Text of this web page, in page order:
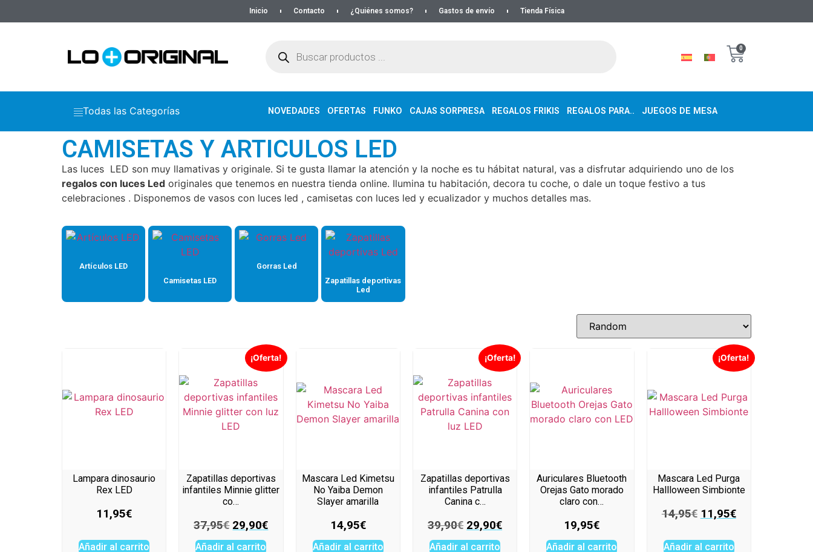
Inicio Contacto ¿Quiénes somos? Gastos de envío Tienda Física
0
Todas las Categorías NOVEDADES OFERTAS FUNKO CAJAS SORPRESA REGALOS FRIKIS REGALOS PARA.. JUEGOS DE MESA
CAMISETAS Y ARTICULOS LED
Las luces LED son muy llamativas y originale. Si te gusta llamar la atención y la noche es tu hábitat natural, vas a disfrutar adquiriendo uno de los
regalos con luces Led originales que tenemos en nuestra tienda online. Ilumina tu habitación, decora tu coche, o dale un toque festivo a tus
celebraciones . Disponemos de vasos con luces led , camisetas con luces led y ecualizador y muchos detalles mas.
Artículos LED
Camisetas LED
Gorras Led
Zapatillas deportivas
Led
Lampara dinosaurio
Rex LED
11,95€
Añadir al carrito
¡Oferta!
Zapatillas deportivas
infantiles Minnie glitter
co…
37,95€ 29,90€
Añadir al carrito
Mascara Led Kimetsu
No Yaiba Demon
Slayer amarilla
14,95€
Añadir al carrito
¡Oferta!
Zapatillas deportivas
infantiles Patrulla
Canina c…
39,90€ 29,90€
Añadir al carrito
Auriculares Bluetooth
Orejas Gato morado
claro con…
19,95€
Añadir al carrito
¡Oferta!
Mascara Led Purga
Hallloween Simbionte
14,95€ 11,95€
Añadir al carrito